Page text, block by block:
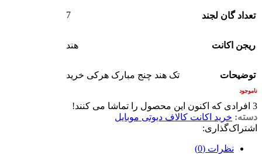
تعداد گان لجند 7
ریجن اکانت هند
توضیحات تک هند چنج مبارک هرکی خرید
ناموجود
3 افرادی که اکنون این محصول را تماشا می کنند!
دسته: خرید اکانت کالاف دیوتی موبایل
اشتراک‌گذاری:
نظرات (0)